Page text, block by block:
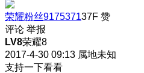
荣耀粉丝917537137F 赞
评论 举报
LV8荣耀8
2017-4-30 09:13 属地未知
支持一下看看